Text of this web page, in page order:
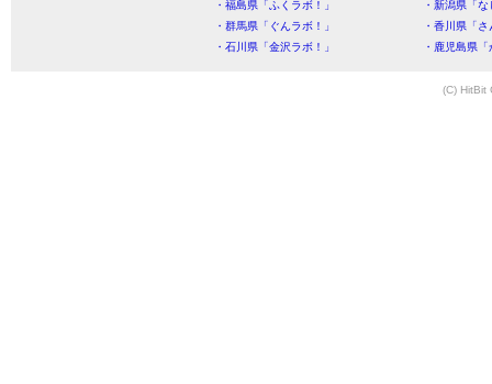
・福島県「ふくラボ！」
・新潟県「
・群馬県「ぐんラボ！」
・香川県「
・石川県「金沢ラボ！」
・鹿児島県
(C) HitBit